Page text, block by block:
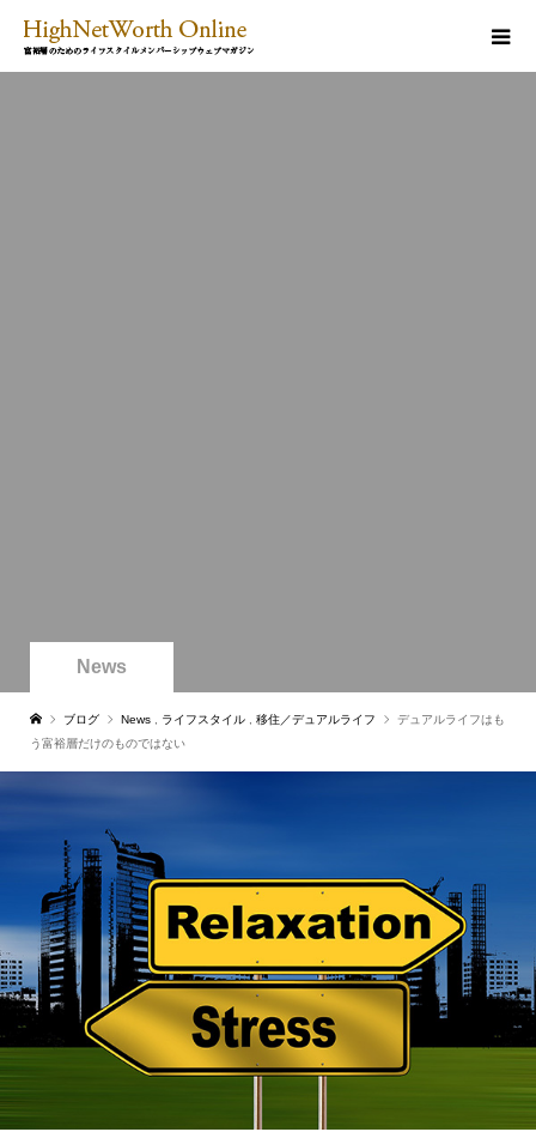
News
ブログ News ライフスタイル 移住／デュアルライフ
デュアルライフはも
う富裕層だけのものではない